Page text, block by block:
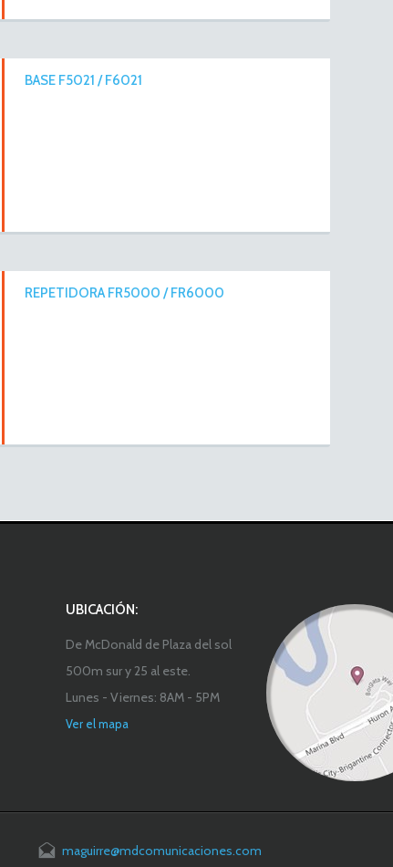
BASE F5021 / F6021
REPETIDORA FR5000 / FR6000
UBICACIÓN:
De McDonald de Plaza del sol
500m sur y 25 al este.
Lunes - Viernes: 8AM - 5PM
Ver el mapa
maguirre@mdcomunicaciones.com